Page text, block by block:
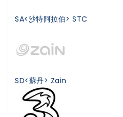
SA<沙特阿拉伯> STC
SD<蘇丹> Zain